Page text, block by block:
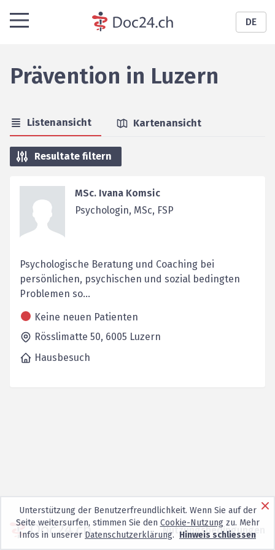
DE
Prävention in Luzern
Listenansicht Kartenansicht
Resultate filtern
MSc. Ivana Komsic
Psychologin, MSc, FSP
Psychologische Beratung und Coaching bei
persönlichen, psychischen und sozial bedingten
Problemen so...
Keine neuen Patienten
Rösslimatte 50, 6005 Luzern
Hausbesuch
Nutzungsbedingungen
Unterstützung der Benutzerfreundlichkeit. Wenn Sie auf der
Seite weitersurfen, stimmen Sie den Cookie-Nutzungzu. Mehr
Infos in unserer Datenschutzerklärung. Hinweis schliessen